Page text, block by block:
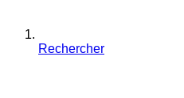
Rechercher